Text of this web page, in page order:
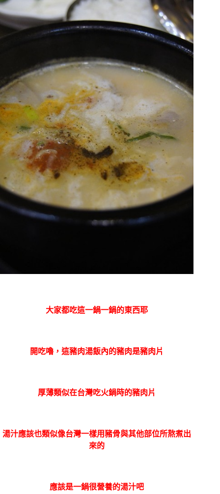
大家都吃這一鍋一鍋的東西耶
開吃嚕，這豬肉湯飯內的豬肉是豬肉片
厚薄類似在台灣吃火鍋時的豬肉片
湯汁應該也類似像台灣一樣用豬骨與其他部位所熬煮出
來的
應該是一鍋很營養的湯汁吧